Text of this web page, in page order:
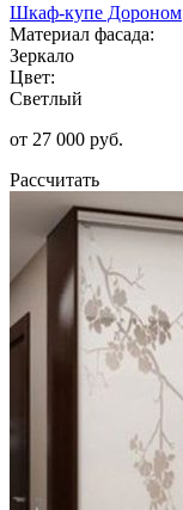
Шкаф-купе Дороном
Материал фасада:
Зеркало
Цвет:
Светлый
от 27 000 руб.
Рассчитать